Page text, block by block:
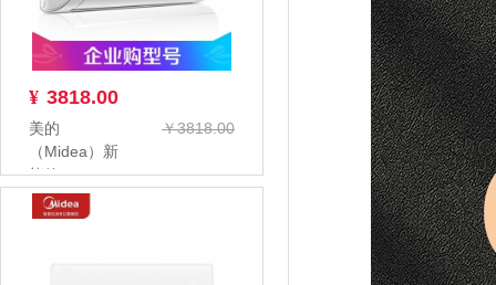
¥ 3818.00
￥3818.00
美的
（Midea）新
能效KFR-
35GW/BP3DN8Y-
PC4...